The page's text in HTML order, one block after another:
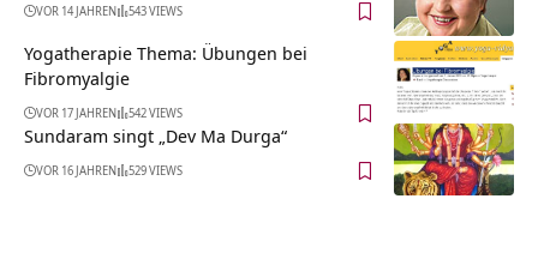
VOR 14 JAHREN 543 VIEWS
Yogatherapie Thema: Übungen bei
Fibromyalgie
VOR 17 JAHREN 542 VIEWS
Sundaram singt „Dev Ma Durga“
VOR 16 JAHREN 529 VIEWS